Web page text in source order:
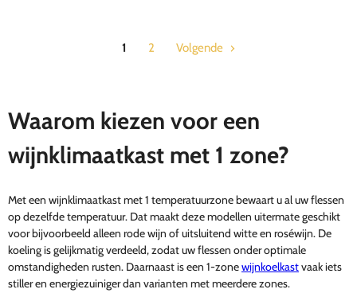
1 2 Volgende
Waarom kiezen voor een
wijnklimaatkast met 1 zone?
Met een wijnklimaatkast met 1 temperatuurzone bewaart u al uw flessen
op dezelfde temperatuur. Dat maakt deze modellen uitermate geschikt
voor bijvoorbeeld alleen rode wijn of uitsluitend witte en roséwijn. De
koeling is gelijkmatig verdeeld, zodat uw flessen onder optimale
omstandigheden rusten. Daarnaast is een 1-zonewijnkoelkastvaak iets
stiller en energiezuiniger dan varianten met meerdere zones.